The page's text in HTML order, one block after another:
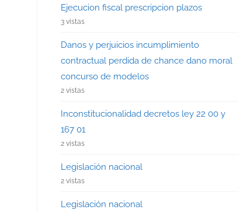
Ejecucion fiscal prescripcion plazos
3 vistas
Danos y perjuicios incumplimiento
contractual perdida de chance dano moral
concurso de modelos
2 vistas
Inconstitucionalidad decretos ley 22 00 y
167 01
2 vistas
Legislación nacional
2 vistas
Legislación nacional